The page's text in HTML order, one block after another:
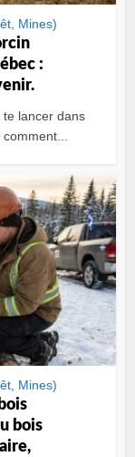
Mines)
:
lancer dans
Mines)
bois